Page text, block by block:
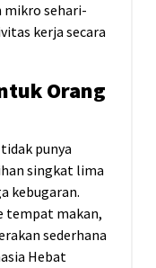
mikro sehari-
kerja secara
Orang
punya
singkat lima
kebugaran.
tempat makan,
sederhana
Hebat